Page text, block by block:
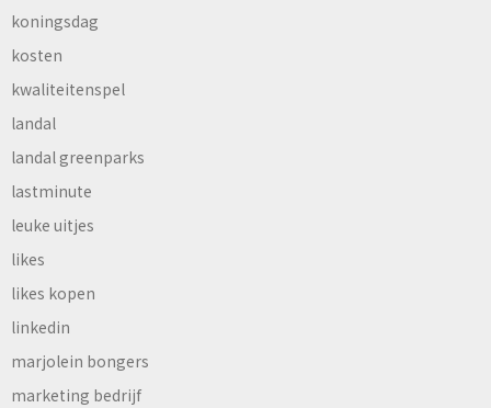
koningsdag
kosten
kwaliteitenspel
landal
landal greenparks
lastminute
leuke uitjes
likes
likes kopen
linkedin
marjolein bongers
marketing bedrijf